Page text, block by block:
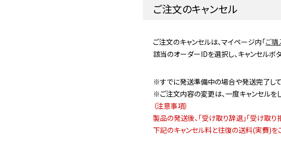
ご注文のキャンセル
ご注文のキャンセルは、マイページ内「ご
該当のオーダーIDを選択し、キャンセルボ
※すでに発送準備中の場合や発送完了して
※ご注文内容の変更は、一度キャンセルを
（注意事項）
製品の発送後、「受け取り辞退」「受け取
下記のキャンセル料と往復の送料(実費)を